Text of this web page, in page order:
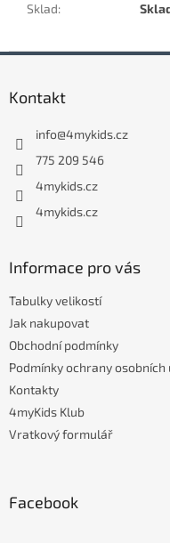
Sklad:
Kontakt
info@4mykids.cz
775 209 546
4mykids.cz
4mykids.cz
Informace pro vás
Tabulky velikostí
Jak nakupovat
Obchodní podmínky
Podmínky ochrany osobních
Kontakty
4myKids Klub
Vratkový formulář
Facebook